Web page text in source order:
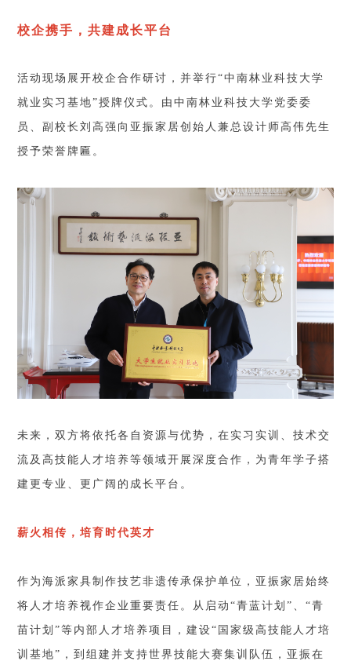
校企携手，共建成长平台
活动现场展开校企合作研讨，并举行“中南林业科技大学
就业实习基地”授牌仪式。由中南林业科技大学党委委
员、副校长刘高强向亚振家居创始人兼总设计师高伟先生
授予荣誉牌匾。
未来，双方将依托各自资源与优势，在实习实训、技术交
流及高技能人才培养等领域开展深度合作，为青年学子搭
建更专业、更广阔的成长平台。
薪火相传，培育时代英才
作为海派家具制作技艺非遗传承保护单位，亚振家居始终
将人才培养视作企业重要责任。从启动“青蓝计划”、“青
苗计划”等内部人才培养项目，建设“国家级高技能人才培
训基地”，到组建并支持世界技能大赛集训队伍，亚振在